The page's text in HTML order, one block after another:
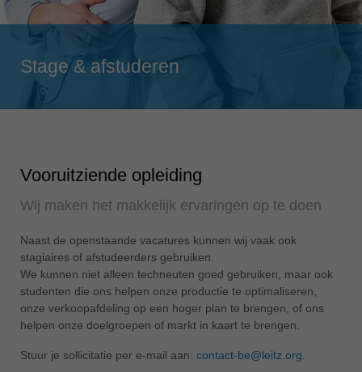
Singapore
english
slovenski
türkçe
USA
english
Việt Nam
tiếng việt
中国
中文
Stage & afstuderen
Vooruitziende opleiding
Wij maken het makkelijk ervaringen op te doen
Naast de openstaande vacatures kunnen wij vaak ook
stagiaires of afstudeerders gebruiken.
We kunnen niet alleen techneuten goed gebruiken, maar ook
studenten die ons helpen onze productie te optimaliseren,
onze verkoopafdeling op een hoger plan te brengen, of ons
helpen onze doelgroepen of markt in kaart te brengen.
Stuur je sollicitatie per e-mail aan: contact-be@leitz.org